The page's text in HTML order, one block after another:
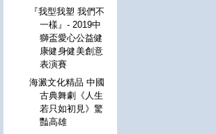
『我型我塑 我們不
一樣』- 2019中
獅盃愛心公益健
康健身健美創意
表演賽
海澱文化精品 中國
古典舞劇《人生
若只如初見》驚
豔高雄